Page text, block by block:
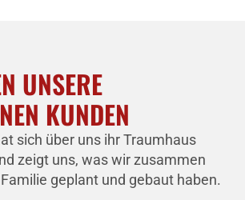
UNSERE
KUNDEN
sich über uns ihr Traumhaus
zeigt uns, was wir zusammen
geplant und gebaut haben.